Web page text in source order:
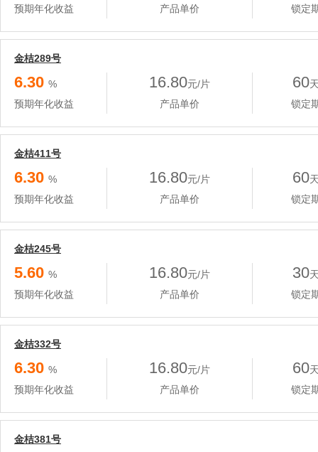
预期年化收益
产品单价
锁定
金桔289号
6.30 %
预期年化收益
16.80元/片
产品单价
60
锁定
金桔411号
6.30 %
预期年化收益
16.80元/片
产品单价
60
锁定
金桔245号
5.60 %
预期年化收益
16.80元/片
产品单价
30
锁定
金桔332号
6.30 %
预期年化收益
16.80元/片
产品单价
60
锁定
金桔381号